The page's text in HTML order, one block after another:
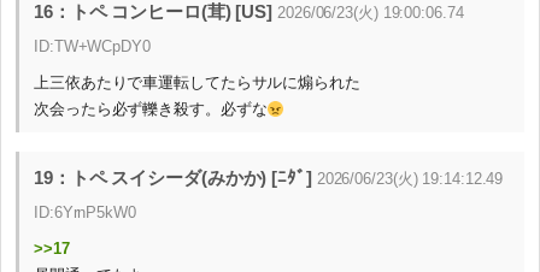
16：トペ コンヒーロ(茸) [US] 2026/06/23(火) 19:00:06.74
ID:TW+WCpDY0
上三依あたりで車運転してたらサルに煽られた
次会ったら必ず轢き殺す。必ずな
19：トペ スイシーダ(みかか) [ﾆﾀﾞ] 2026/06/23(火) 19:14:12.49
ID:6YrnP5kW0
>>17